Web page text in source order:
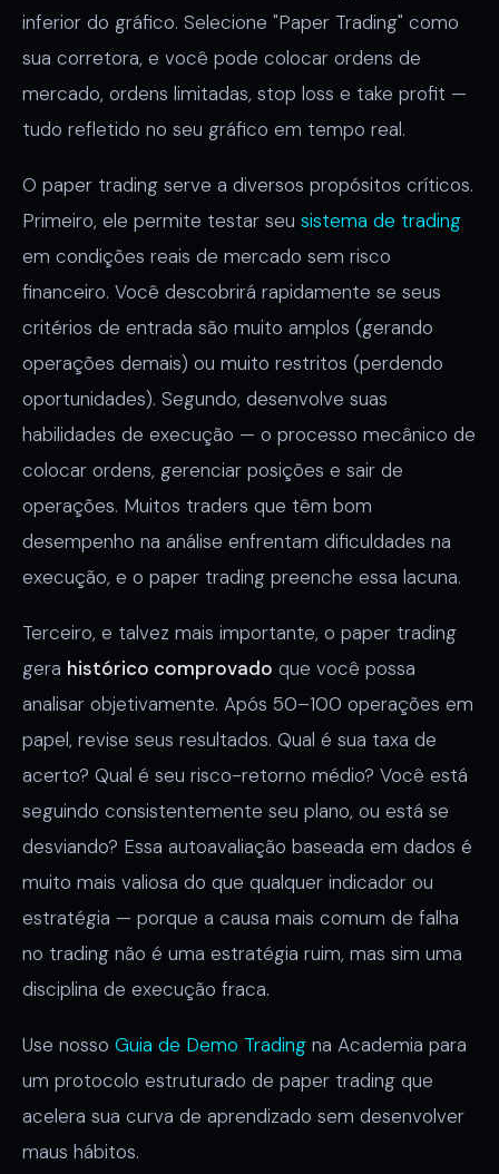
inferior do gráfico. Selecione "Paper Trading" como
sua corretora, e você pode colocar ordens de
mercado, ordens limitadas, stop loss e take profit —
tudo refletido no seu gráfico em tempo real.
O paper trading serve a diversos propósitos críticos.
Primeiro, ele permite testar seu sistema de trading
em condições reais de mercado sem risco
financeiro. Você descobrirá rapidamente se seus
critérios de entrada são muito amplos (gerando
operações demais) ou muito restritos (perdendo
oportunidades). Segundo, desenvolve suas
habilidades de execução — o processo mecânico de
colocar ordens, gerenciar posições e sair de
operações. Muitos traders que têm bom
desempenho na análise enfrentam dificuldades na
execução, e o paper trading preenche essa lacuna.
Terceiro, e talvez mais importante, o paper trading
gera histórico comprovado que você possa
analisar objetivamente. Após 50–100 operações em
papel, revise seus resultados. Qual é sua taxa de
acerto? Qual é seu risco-retorno médio? Você está
seguindo consistentemente seu plano, ou está se
desviando? Essa autoavaliação baseada em dados é
muito mais valiosa do que qualquer indicador ou
estratégia — porque a causa mais comum de falha
no trading não é uma estratégia ruim, mas sim uma
disciplina de execução fraca.
Use nosso Guia de Demo Trading na Academia para
um protocolo estruturado de paper trading que
acelera sua curva de aprendizado sem desenvolver
maus hábitos.